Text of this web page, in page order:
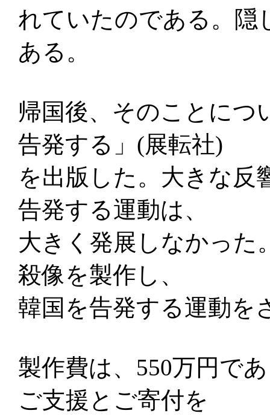
れていたのである。隠
ある。
帰国後、そのことにつ
告発する」(展転社)
を出版した。大きな反
告発する運動は、
大きく発展しなかった
殺像を製作し、
韓国を告発する運動を
製作費は、550万円で
ご支援とご寄付を